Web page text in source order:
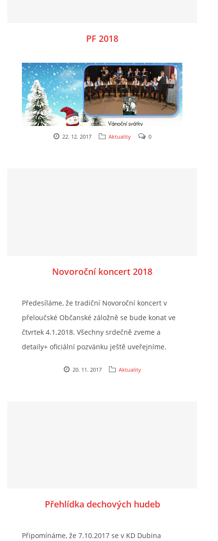
PF 2018
22. 12. 2017 Aktuality 0
Novoroční koncert 2018
Předesíláme, že tradiční Novoroční koncert v
přeloučské Občanské záložně se bude konat ve
čtvrtek 4.1.2018. Všechny srdečně zveme a
detaily+ oficiální pozvánku ještě uveřejníme.
20. 11. 2017 Aktuality
Přehlídka dechových hudeb
Připomínáme, že 7.10.2017 se v KD Dubina